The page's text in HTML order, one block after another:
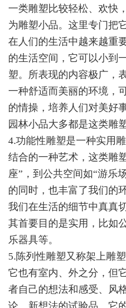
一类雕塑比较轻松、欢快
为雕塑小品。这里专门把
在人们的生活中越来越重
的生活空间，它可以小到
塑。所表现的内容极广，
一种舒适而美丽的环境，
的情操，培养人们对美好
园林小品大多都是这类雕塑
4.功能性雕塑是一种实用
结合的一种艺术，这类雕
座”，到公共空间如“游乐
的同时，也丰富了我们的
我们在生活的细节中真真
其首要目的是实用，比如
乐器具等。
5.陈列性雕塑又称架上雕
它也有室内、外之分，但
者自己的想法和感受、风